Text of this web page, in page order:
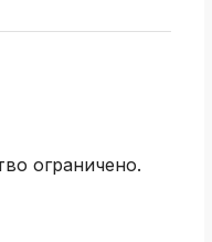
ограничено.